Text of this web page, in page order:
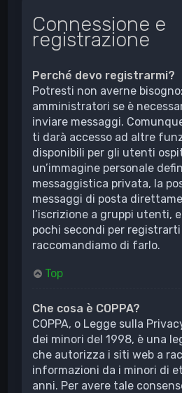
Connessione e
registrazione
Perché devo registrarmi?
Potresti non averne
amministratori se è
inviare messaggi.
ti darà accesso ad altre
disponibili per gli utenti
un’immagine personale
messaggistica privata, la
messaggi di posta
l’iscrizione a gruppi utenti,
pochi secondi per
raccomandiamo di farlo.
Top
Che cosa è COPPA?
COPPA, o Legge sulla
dei minori del 1998, è una
che autorizza i siti web a
informazioni da i minori di
anni. Per avere tale